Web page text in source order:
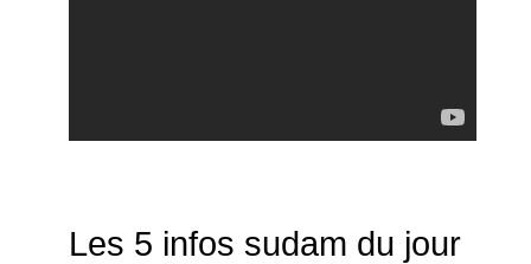
Les 5 infos sudam du jour